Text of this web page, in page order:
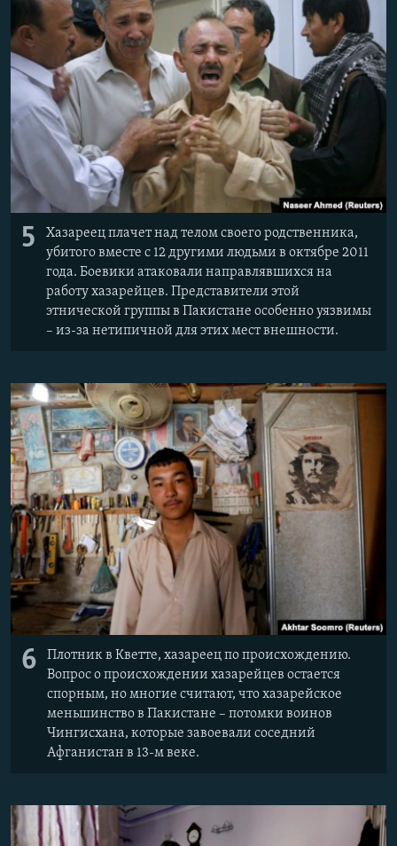
5
Хазареец плачет над телом своего родственника,
убитого вместе с 12 другими людьми в октябре 2011
года. Боевики атаковали направлявшихся на
работу хазарейцев. Представители этой
этнической группы в Пакистане особенно уязвимы
– из-за нетипичной для этих мест внешности.
6
Плотник в Кветте, хазареец по происхождению.
Вопрос о происхождении хазарейцев остается
спорным, но многие считают, что хазарейское
меньшинство в Пакистане – потомки воинов
Чингисхана, которые завоевали соседний
Афганистан в 13-м веке.